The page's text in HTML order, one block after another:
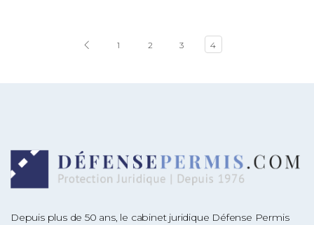
1 2 3 4
Depuis plus de 50 ans, le cabinet juridique Défense Permis